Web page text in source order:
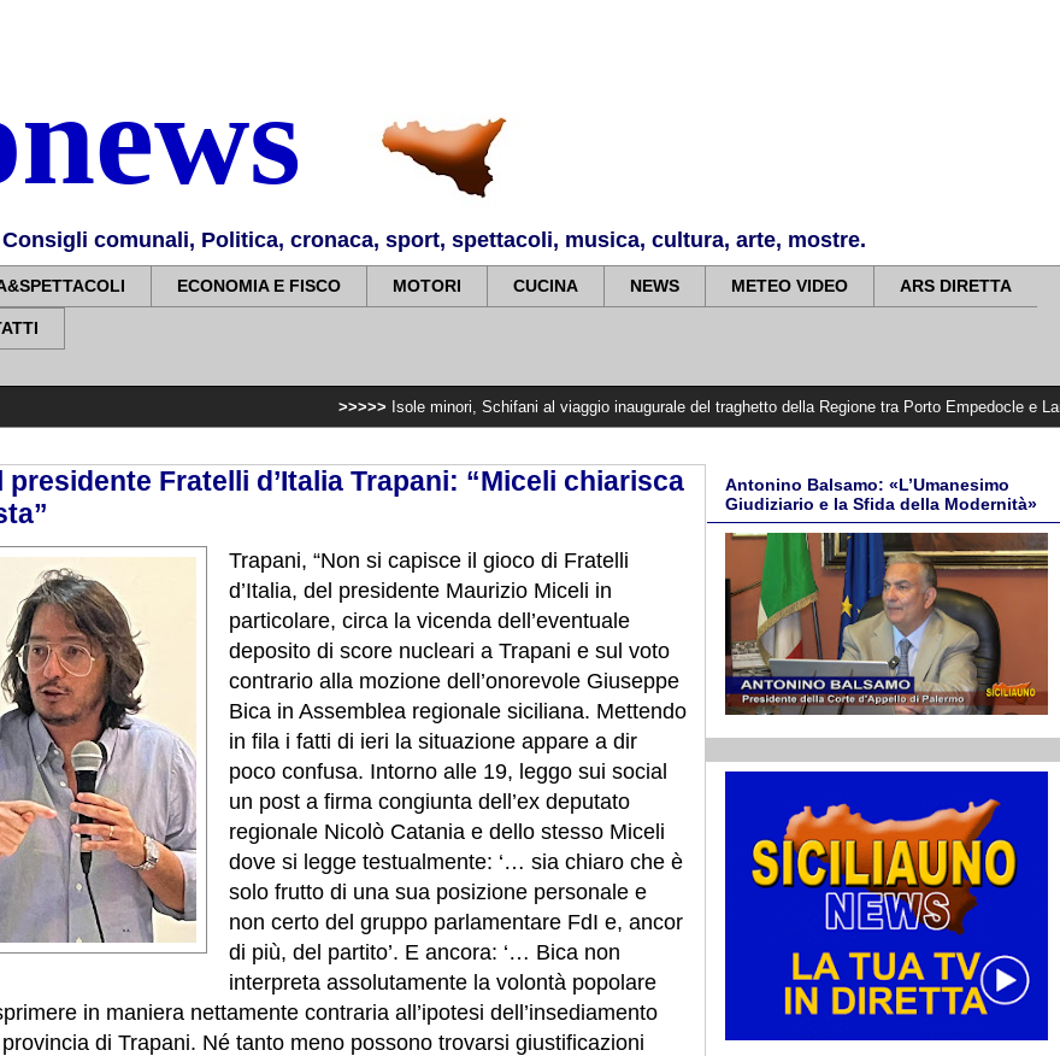
comunali, Politica, cronaca, sport, spettacoli, musica, cultura, arte, mostre.
ECONOMIA E FISCO MOTORI CUCINA NEWS METEO VIDEO ARS DIRETTA
Isole minori, Schifani al viaggio inaugurale del traghetto della Regione tra Porto Empedocle e Lampedusa:
presidente Fratelli d’Italia Trapani: “Miceli chiarisca
Trapani, “Non si capisce il gioco di Fratelli
d’Italia, del presidente Maurizio Miceli in
particolare, circa la vicenda dell’eventuale
deposito di score nucleari a Trapani e sul voto
contrario alla mozione dell’onorevole Giuseppe
Bica in Assemblea regionale siciliana. Mettendo
in fila i fatti di ieri la situazione appare a dir
poco confusa. Intorno alle 19, leggo sui social
un post a firma congiunta dell’ex deputato
regionale Nicolò Catania e dello stesso Miceli
dove si legge testualmente: ‘… sia chiaro che è
solo frutto di una sua posizione personale e
non certo del gruppo parlamentare FdI e, ancor
di più, del partito’. E ancora: ‘… Bica non
interpreta assolutamente la volontà popolare
in maniera nettamente contraria all’ipotesi dell’insediamento
di Trapani. Né tanto meno possono trovarsi giustificazioni
Antonino Balsamo: «L’Umanesimo
Giudiziario e la Sfida della Modernità»